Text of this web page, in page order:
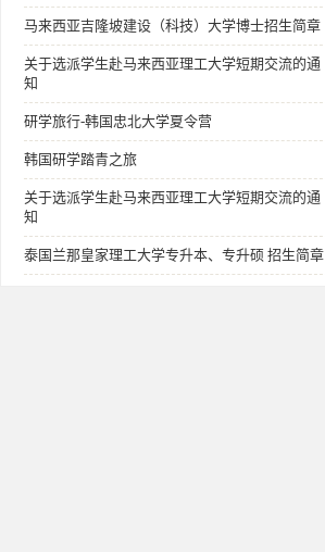
马来西亚吉隆坡建设（科技）大学博士招生简章
关于选派学生赴马来西亚理工大学短期交流的通
知
研学旅行-韩国忠北大学夏令营
韩国研学踏青之旅
关于选派学生赴马来西亚理工大学短期交流的通
知
泰国兰那皇家理工大学专升本、专升硕 招生简章